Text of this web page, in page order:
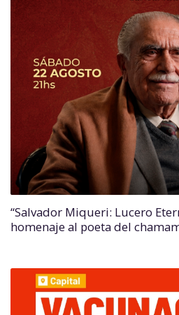
“Salvador Miqueri: Lucero
homenaje al poeta del